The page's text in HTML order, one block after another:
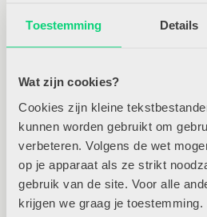
Toestemming Details
Wat zijn cookies?
Cookies zijn kleine
kunnen worden gebruikt om
verbeteren. Volgens de wet
op je apparaat als ze strikt
gebruik van de site. Voor alle
krijgen we graag je toestemming.
Leer mij
kennen